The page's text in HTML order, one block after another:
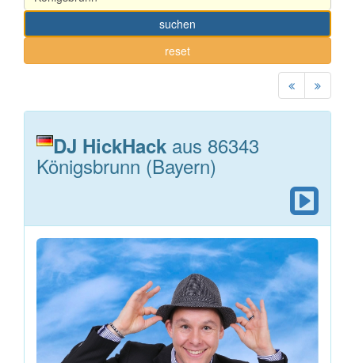
suchen
reset
DJ HickHack aus 86343
Königsbrunn (Bayern)